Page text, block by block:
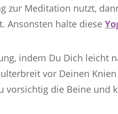
zur Meditation nutzt,
Ansonsten halte diese
indem Du Dich leicht
vor Deinen
vorsichtig die Beine und